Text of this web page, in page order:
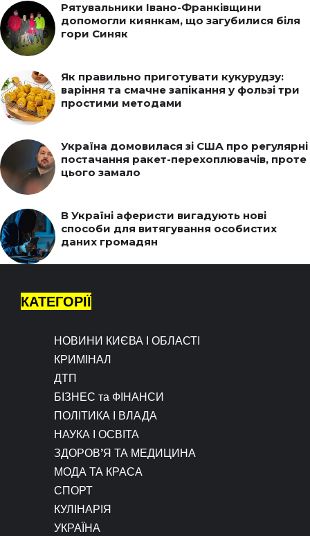
Рятувальники Івано-Франківщини
допомогли киянкам, що загубилися біля
гори Синяк
Як правильно приготувати кукурудзу:
варіння та смачне запікання у фользі три
простими методами
Україна домовилася зі США про регулярні
постачання ракет-перехоплювачів, проте
цього замало
В Україні аферисти вигадують нові
способи для витягування особистих
даних громадян
КАТЕГОРІЇ
НОВИНИ КИЄВА І ОБЛАСТІ
КРИМІНАЛ
ДТП
БІЗНЕС та ФІНАНСИ
ПОЛІТИКА І ВЛАДА
НАУКА І ОСВІТА
ЗДОРОВ’Я ТА МЕДИЦИНА
МОДА ТА КРАСА
СПОРТ
КУЛІНАРІЯ
УКРАЇНА